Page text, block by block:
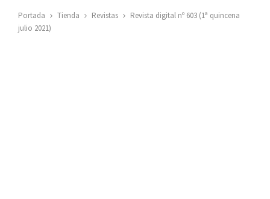
Portada Tienda Revistas
Revista digital nº 603 (1ª quincena
julio 2021)